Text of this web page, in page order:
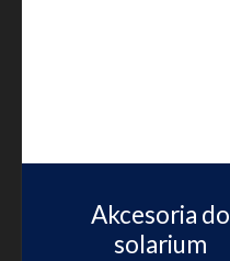
Akcesoria do
solarium